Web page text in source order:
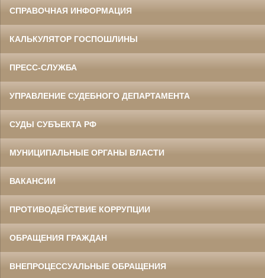
СПРАВОЧНАЯ ИНФОРМАЦИЯ
КАЛЬКУЛЯТОР ГОСПОШЛИНЫ
ПРЕСС-СЛУЖБА
УПРАВЛЕНИЕ СУДЕБНОГО ДЕПАРТАМЕНТА
СУДЫ СУБЪЕКТА РФ
МУНИЦИПАЛЬНЫЕ ОРГАНЫ ВЛАСТИ
ВАКАНСИИ
ПРОТИВОДЕЙСТВИЕ КОРРУПЦИИ
ОБРАЩЕНИЯ ГРАЖДАН
ВНЕПРОЦЕССУАЛЬНЫЕ ОБРАЩЕНИЯ